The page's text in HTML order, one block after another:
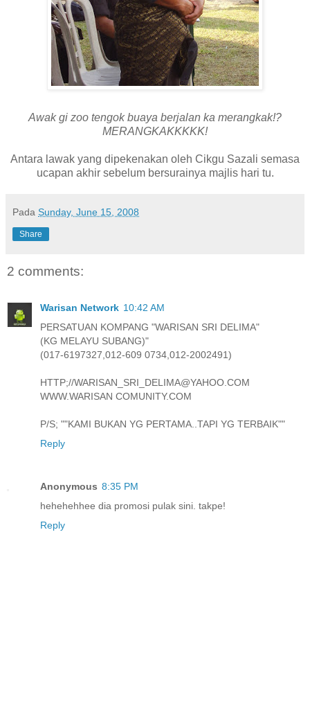
Awak gi zoo tengok buaya berjalan ka merangkak!?
MERANGKAKKKKK!
Antara lawak yang dipekenakan oleh Cikgu Sazali semasa
ucapan akhir sebelum bersurainya majlis hari tu.
Pada Sunday, June 15, 2008
Share
2 comments:
Warisan Network 10:42 AM
PERSATUAN KOMPANG "WARISAN SRI DELIMA"
(KG MELAYU SUBANG)"
(017-6197327,012-609 0734,012-2002491)
HTTP;//WARISAN_SRI_DELIMA@YAHOO.COM
WWW.WARISAN COMUNITY.COM
P/S; ""KAMI BUKAN YG PERTAMA..TAPI YG TERBAIK""
Reply
Anonymous 8:35 PM
hehehehhee dia promosi pulak sini. takpe!
Reply